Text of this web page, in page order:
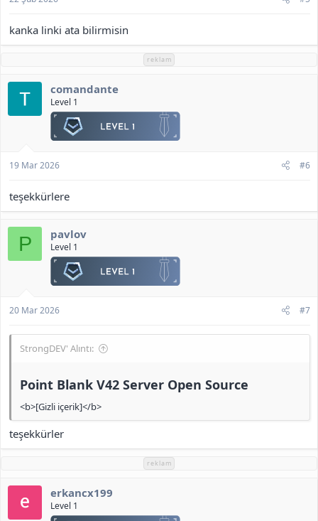
kanka linki ata bilirmisin
reklam
comandante
Level 1
19 Mar 2026 #6
teşekkürlere
P pavlov
Level 1
20 Mar 2026 #7
StrongDEV' Alıntı:
Point Blank V42 Server Open Source​
<b>[Gizli içerik]</b>
teşekkürler
reklam
erkancx199
Level 1